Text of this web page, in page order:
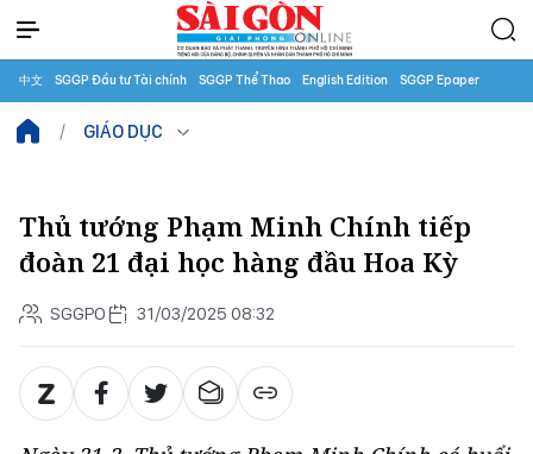
中文 SGGP Đầu tư Tài chính SGGP Thể Thao English Edition SGGP Epaper
GIÁO DỤC
Thủ tướng Phạm Minh Chính tiếp
đoàn 21 đại học hàng đầu Hoa Kỳ
SGGPO 31/03/2025 08:32